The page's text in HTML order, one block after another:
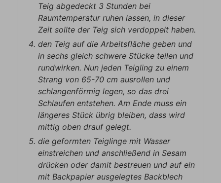
Teig abgedeckt 3 Stunden bei
Raumtemperatur ruhen lassen, in dieser
Zeit sollte der Teig sich verdoppelt haben.
den Teig auf die Arbeitsfläche geben und
in sechs gleich schwere Stücke teilen und
rundwirken. Nun jeden Teigling zu einem
Strang von 65-70 cm ausrollen und
schlangenförmig legen, so das drei
Schlaufen entstehen. Am Ende muss ein
längeres Stück übrig bleiben, dass wird
mittig oben drauf gelegt.
die geformten Teiglinge mit Wasser
einstreichen und anschließend in Sesam
drücken oder damit bestreuen und auf ein
mit Backpapier ausgelegtes Backblech